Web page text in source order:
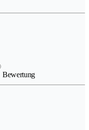
Bewertung